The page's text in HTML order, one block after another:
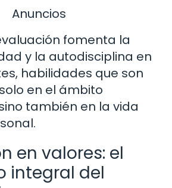
Anuncios
fomenta la
y la autodisciplina en
habilidades que son
en el ámbito
también en la vida
en valores: el
integral del